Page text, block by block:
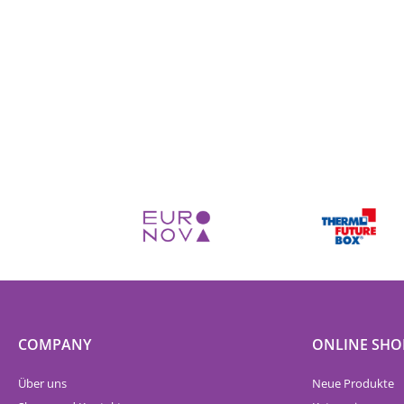
COMPANY
Über uns
ONLINE
Neue Produkte